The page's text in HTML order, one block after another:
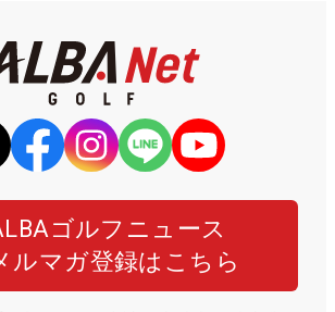
ゴルフニュース
ルマガ登録はこちら